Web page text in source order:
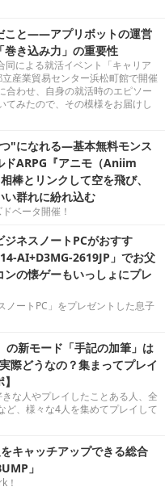
こと――アプリボットの運営
巻き込み力」の重要性
による就活イベント「キャリア
産業貿易センター浜松町館で開催
合わせ、自身の就活時のエピソー
てみたので、その模様をお届けし
"になれる―基本無料モンス
ドARPG『アニモ（Aniim
棒とリンクして空を飛び、
い群れに紛れ込む
ベータ開催！
ネスノートPCがおすす
AI+D3MG-2619JP」でお父
の懐ゲーもいっしょにプレ
ノートPC」をプレゼントした息子
の新モード「手記の加筆」は
際どうなの？集まってプレイ
な人やプレイしたことある人、全
ど、様々な4人を集めてプレイして
キャッチアップできる総合
」
！